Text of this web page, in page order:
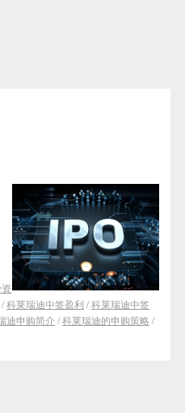
/科莱瑞迪中签盈利 /科莱瑞迪中签
迪申购简介 /科莱瑞迪的申购策略 /